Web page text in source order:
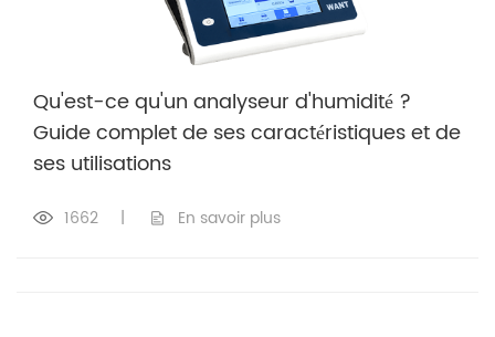
Qu'est-ce qu'un analyseur d'humidité ?
Guide complet de ses caractéristiques et de
ses utilisations
1662 | En savoir plus